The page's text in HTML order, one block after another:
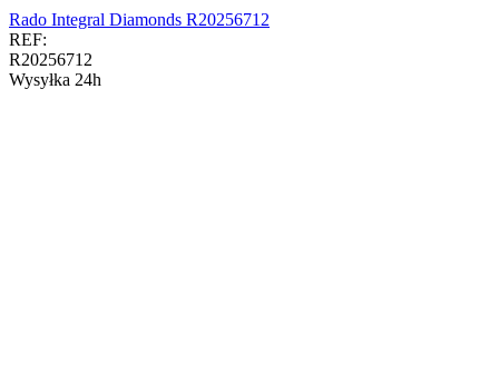
Rado Integral Diamonds R20256712
REF:
R20256712
Wysyłka 24h